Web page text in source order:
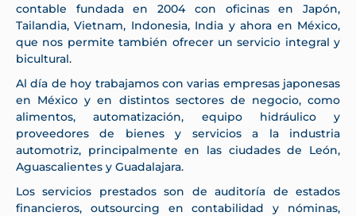
contable fundada en 2004 con oficinas en Japón,
Tailandia, Vietnam, Indonesia, India y ahora en México,
que nos permite también ofrecer un servicio integral y
bicultural.
Al día de hoy trabajamos con varias empresas japonesas
en México y en distintos sectores de negocio, como
alimentos, automatización, equipo hidráulico y
proveedores de bienes y servicios a la industria
automotriz, principalmente en las ciudades de León,
Aguascalientes y Guadalajara.
Los servicios prestados son de auditoría de estados
financieros, outsourcing en contabilidad y nóminas,